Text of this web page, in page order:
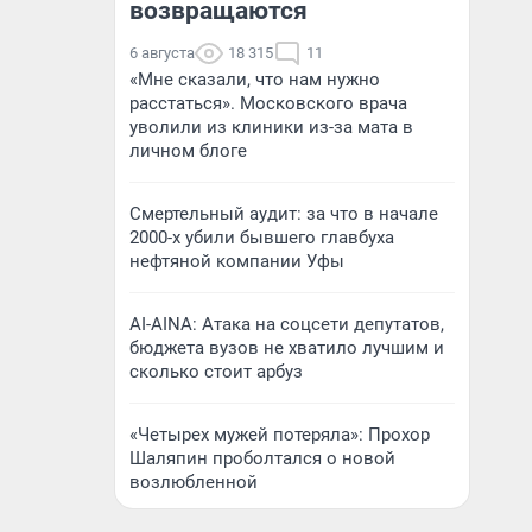
возвращаются
6 августа 18 315 11
«Мне сказали, что нам нужно
расстаться». Московского врача
уволили из клиники из-за мата в
личном блоге
Смертельный аудит: за что в начале
2000-х убили бывшего главбуха
нефтяной компании Уфы
AI-AINA: Атака на соцсети депутатов,
бюджета вузов не хватило лучшим и
сколько стоит арбуз
«Четырех мужей потеряла»: Прохор
Шаляпин проболтался о новой
возлюбленной